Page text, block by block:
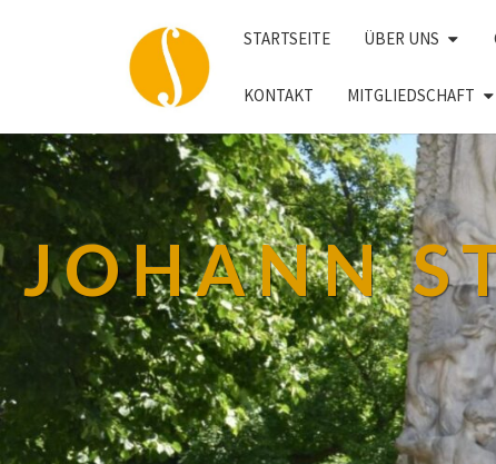
STARTSEITE ÜBER UNS
KONTAKT MITGLIEDSCHAFT
JOHANN